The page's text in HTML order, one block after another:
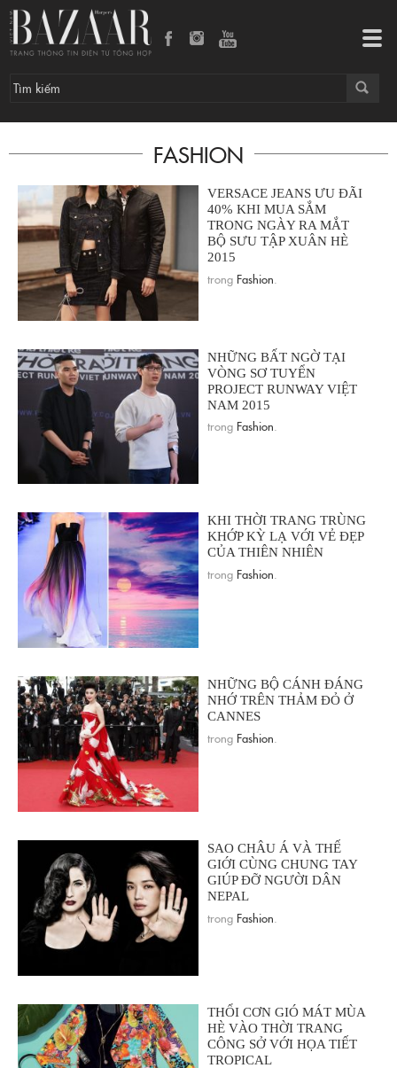
FASHION
VERSACE JEANS ƯU ĐÃI
40% KHI MUA SẮM
TRONG NGÀY RA MẮT
BỘ SƯU TẬP XUÂN HÈ
2015
trong Fashion
NHỮNG BẤT NGỜ TẠI
VÒNG SƠ TUYỂN
PROJECT RUNWAY VIỆT
NAM 2015
trong Fashion
KHI THỜI TRANG TRÙNG
KHỚP KỲ LẠ VỚI VẺ ĐẸP
CỦA THIÊN NHIÊN
trong Fashion
NHỮNG BỘ CÁNH ĐÁNG
NHỚ TRÊN THẢM ĐỎ Ở
CANNES
trong Fashion
SAO CHÂU Á VÀ THẾ
GIỚI CÙNG CHUNG TAY
GIÚP ĐỠ NGƯỜI DÂN
NEPAL
trong Fashion
THỔI CƠN GIÓ MÁT MÙA
HÈ VÀO THỜI TRANG
CÔNG SỞ VỚI HỌA TIẾT
TROPICAL